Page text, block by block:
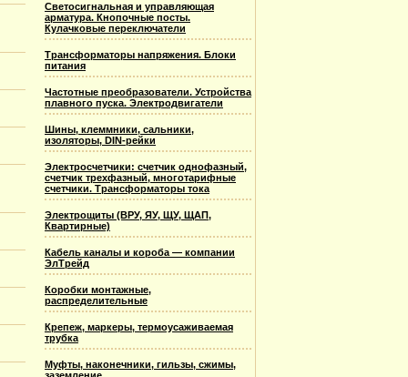
Светосигнальная и управляющая
арматура. Кнопочные посты.
Кулачковые переключатели
Трансформаторы напряжения. Блоки
питания
Частотные преобразователи. Устройства
плавного пуска. Электродвигатели
Шины, клеммники, сальники,
изоляторы, DIN-рейки
Электросчетчики: счетчик однофазный,
счетчик трехфазный, многотарифные
счетчики. Трансформаторы тока
Электрощиты (ВРУ, ЯУ, ЩУ, ЩАП,
Квартирные)
Кабель каналы и короба — компании
ЭлТрейд
Коробки монтажные,
распределительные
Крепеж, маркеры, термоусаживаемая
трубка
Муфты, наконечники, гильзы, сжимы,